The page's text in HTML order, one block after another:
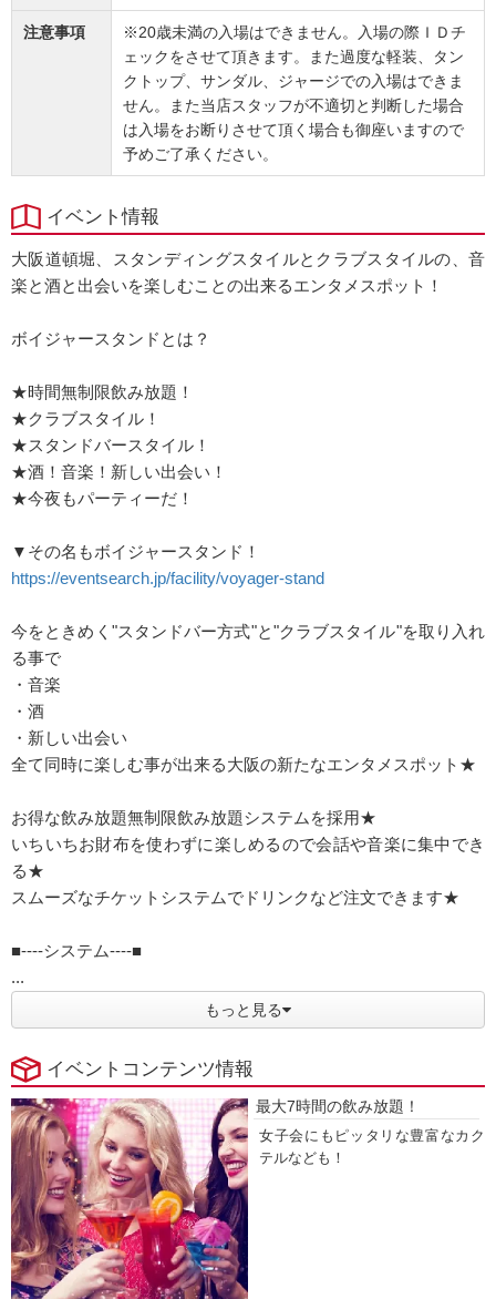
注意事項
※20歳未満の入場はできません。入場の際ＩＤチ
ェックをさせて頂きます。また過度な軽装、タン
クトップ、サンダル、ジャージでの入場はできま
せん。また当店スタッフが不適切と判断した場合
は入場をお断りさせて頂く場合も御座いますので
予めご了承ください。
イベント情報
大阪道頓堀、スタンディングスタイルとクラブスタイルの、音
楽と酒と出会いを楽しむことの出来るエンタメスポット！
ボイジャースタンドとは？
★時間無制限飲み放題！
★クラブスタイル！
★スタンドバースタイル！
★酒！音楽！新しい出会い！
★今夜もパーティーだ！
▼その名もボイジャースタンド！
https://eventsearch.jp/facility/voyager-stand
今をときめく"スタンドバー方式"と"クラブスタイル"を取り入れ
る事で
・音楽
・酒
・新しい出会い
全て同時に楽しむ事が出来る大阪の新たなエンタメスポット★
お得な飲み放題無制限飲み放題システムを採用★
いちいちお財布を使わずに楽しめるので会話や音楽に集中でき
る★
スムーズなチケットシステムでドリンクなど注文できます★
■----システム----■
...
もっと見る
イベントコンテンツ情報
最大7時間の飲み放題！
女子会にもピッタリな豊富なカク
テルなども！